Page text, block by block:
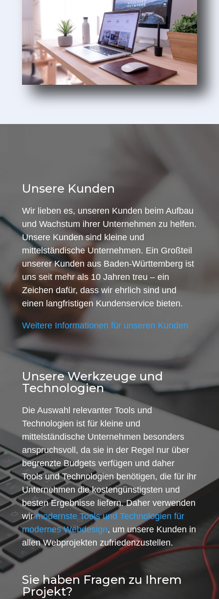
Unsere Kunden
Wir lieben es, unseren Kunden beim Aufbau
und Wachstum ihrer Unternehmen zu helfen.
Unsere Kunden sind kleine und
mittelständische Unternehmen. Ein Großteil
unserer Kunden aus Baden-Württemberg ist
uns seit mehr als 10 Jahren treu – ein
Zeichen dafür, dass wir ehrlich sind und
einen langfristigen Kundenservice bieten.
Weitere Informationen für unseren Kunden
Unsere Werkzeuge und
Technologien
Die Auswahl relevanter Tools und
Technologien ist für kleine und
mittelständische Unternehmen besonders
anspruchsvoll, da sie in der Regel nur über
begrenzte Budgets verfügen und daher
Tools und Technologien benötigen, die für ihr
Unternehmen die kostengünstigsten und
besten Ergebnisse liefern. Daher verwenden
wirmodernste Tools und Technologien für
modernes Webdesign, um unsere Kunden in
allen Webprojekten zufriedenzustellen.
Sie haben Fragen zu Ihrem
Projekt?